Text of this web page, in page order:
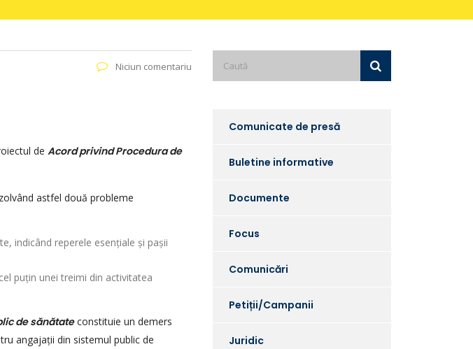
Niciun comentariu
de Acord privindProcedura de
astfel două probleme
indicând reperele esențiale și pașii
puțin unei treimi din activitatea
de sănătateconstituie un demers
angajații din sistemul public de
Comunicate de presă
Buletine informative
Documente
Focus
Comunicări
Petiții/Campanii
Juridic